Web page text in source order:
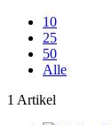
10
25
50
Alle
1 Artikel